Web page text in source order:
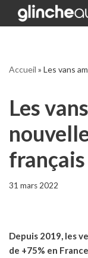
Accueil » Les vans
Les
français
31 mars 2022
Depuis 2019, les
de +75% en